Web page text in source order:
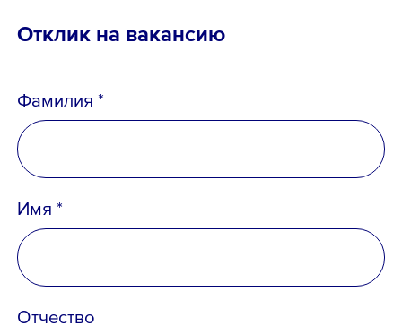
Телефон *
Отклик на вакансию
Фамилия *
Имя *
Отчество